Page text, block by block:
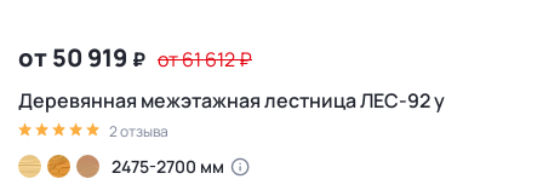
от 50 919 ₽ от 61 612₽
Деревянная межэтажная лестница ЛЕС-92 у
2 отзыва
2475-2700 мм